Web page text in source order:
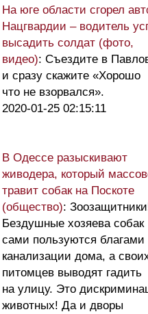
На юге области сгорел
Нацгвардии – водитель
высадить солдат (фото,
видео): Съездите в
и сразу скажите «Хорошо
что не взорвался».
2020-01-25 02:15:11
В Одессе разыскивают
живодера, который
травит собак на Поскоте
(общество):
Бездушные хозяева собак
сами пользуются благами
канализации дома, а
питомцев выводят гадить
на улицу. Это
животных! Да и дворы